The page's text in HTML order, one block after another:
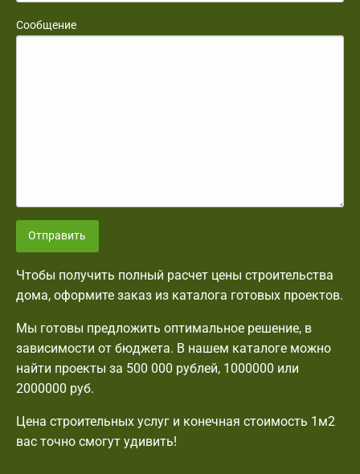
Сообщение
Отправить
Чтобы получить полный расчет цены строительства
дома, оформите заказ из каталога готовых проектов.
Мы готовы предложить оптимальное решение, в
зависимости от бюджета. В нашем каталоге можно
найти проекты за 500 000 рублей, 1000000 или
2000000 руб.
Цена строительных услуг и конечная стоимость 1м2
вас точно смогут удивить!